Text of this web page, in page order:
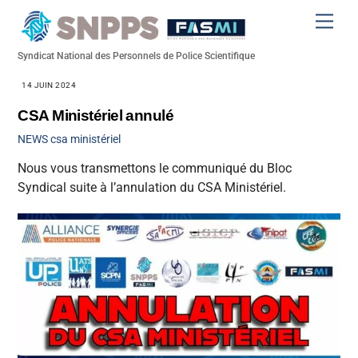
Syndicat National des Personnels de Police Scientifique
14 JUIN 2024
CSA Ministériel annulé
NEWS csa ministériel
Nous vous transmettons le communiqué du Bloc
Syndical suite à l’annulation du CSA Ministériel.